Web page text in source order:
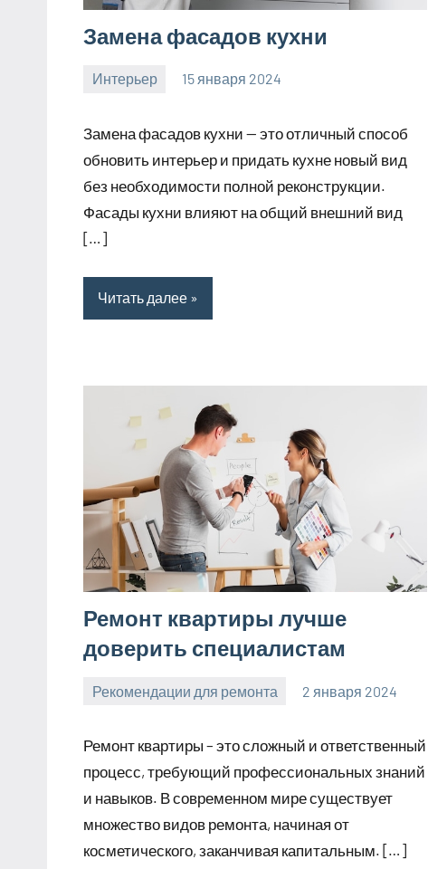
Замена фасадов кухни
Интерьер 15 января 2024
Замена фасадов кухни — это отличный способ
обновить интерьер и придать кухне новый вид
без необходимости полной реконструкции.
Фасады кухни влияют на общий внешний вид
[…]
Читать далее
Ремонт квартиры лучше
доверить специалистам
Рекомендации для ремонта 2 января 2024
Ремонт квартиры – это сложный и ответственный
процесс, требующий профессиональных знаний
и навыков. В современном мире существует
множество видов ремонта, начиная от
косметического, заканчивая капитальным. […]